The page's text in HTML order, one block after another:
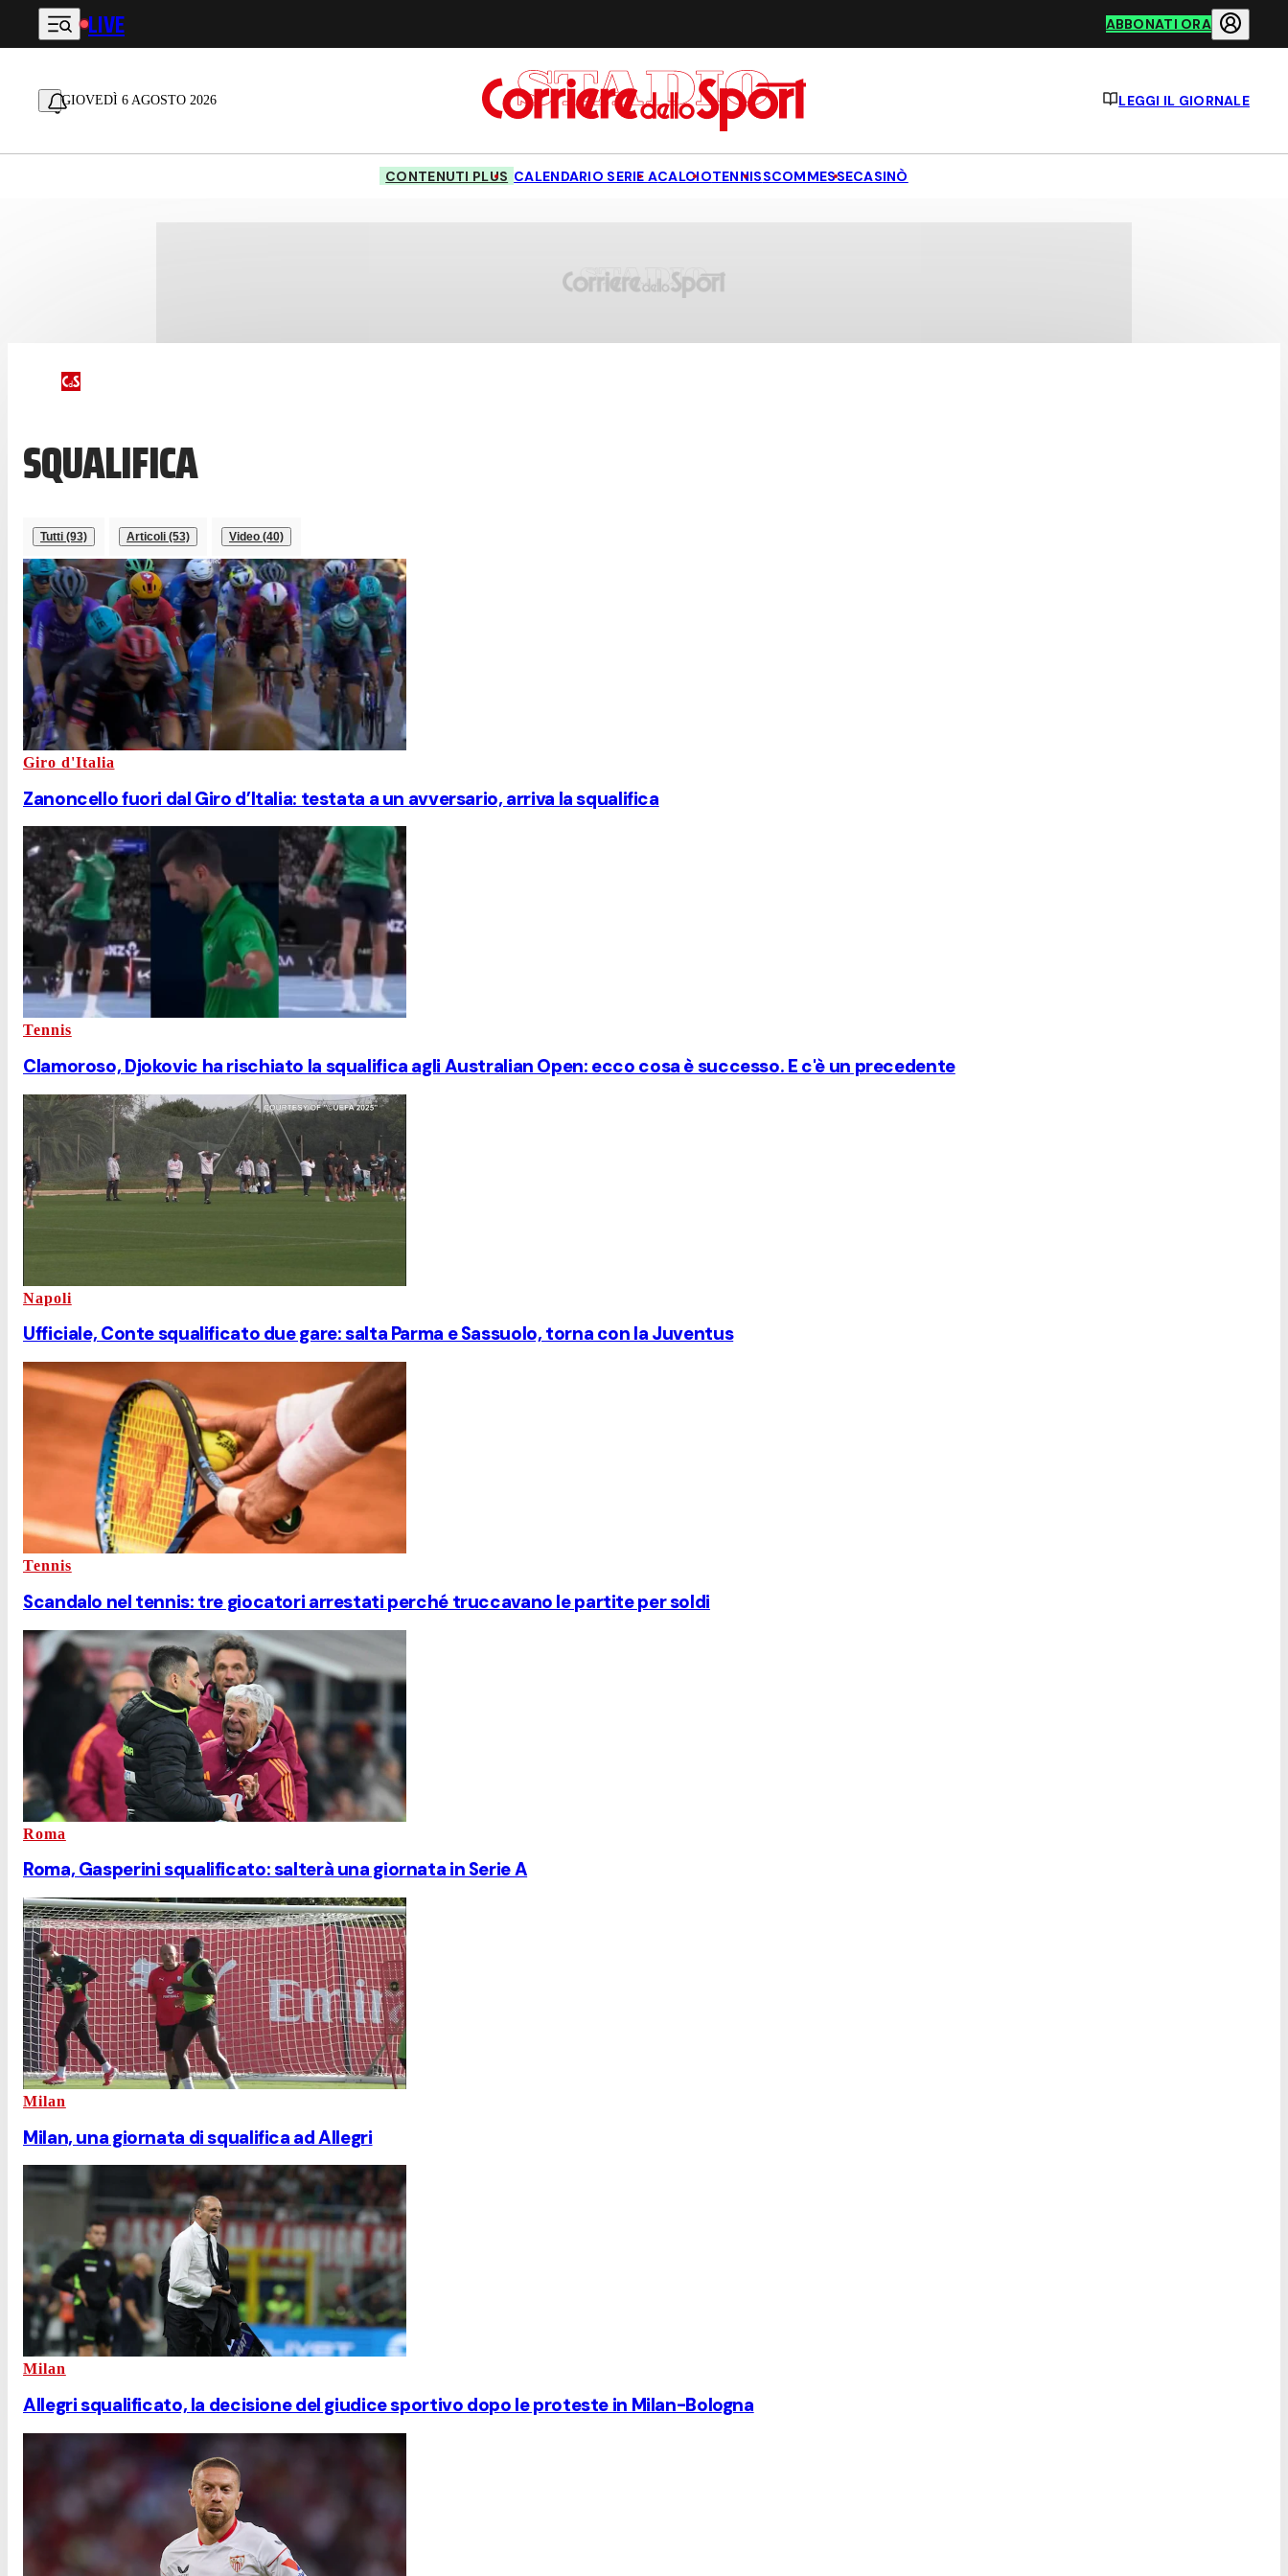
Vai al contenuto principale
LIVE ABBONATI ORA
GIOVEDÌ 6 AGOSTO 2026 LEGGI IL GIORNALE
CONTENUTI PLUS CALENDARIO SERIE ACALCIOTENNISSCOMMESSECASINÒ
SQUALIFICA
Tutti (93) Articoli (53) Video (40)
Giro d'Italia
Zanoncello fuori dal Giro d’Italia: testata a un avversario, arriva la squalifica
Tennis
Clamoroso, Djokovic ha rischiato la squalifica agli Australian Open: ecco cosa è successo. E c'è un precedente
Napoli
Ufficiale, Conte squalificato due gare: salta Parma e Sassuolo, torna con la Juventus
Tennis
Scandalo nel tennis: tre giocatori arrestati perché truccavano le partite per soldi
Roma
Roma, Gasperini squalificato: salterà una giornata in Serie A
Milan
Milan, una giornata di squalifica ad Allegri
Milan
Allegri squalificato, la decisione del giudice sportivo dopo le proteste in Milan-Bologna